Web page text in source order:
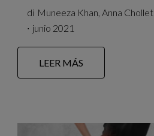
di Muneeza Khan, Anna Chollet
∙ junio 2021
LEER MÁS